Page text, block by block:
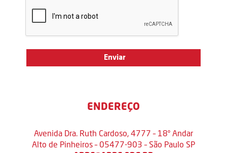
ENDEREÇO
Avenida Dra. Ruth Cardoso, 4777 – 18º Andar
Alto de Pinheiros – 05477-903 – São Paulo SP